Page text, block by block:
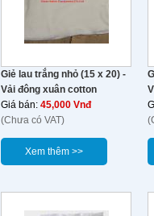
Giẻ lau trắng nhỏ (15 x 20) -
Vải đông xuân cotton
Giá bán: 45,000 Vnđ
(Chưa có VAT)
Xem thêm >>